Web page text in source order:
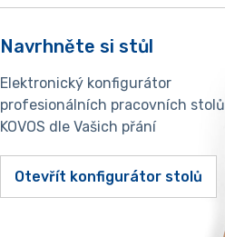
Navrhněte si stůl
Elektronický konfigurátor
profesionálních pracovních stolů
KOVOS dle Vašich přání
Otevřít konfigurátor stolů